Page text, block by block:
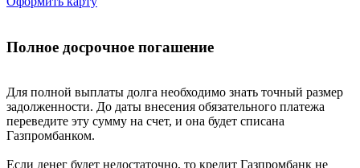
Полное досрочное погашение
Для полной выплаты долга необходимо знать точный размер
задолженности. До даты внесения обязательного платежа
переведите эту сумму на счет, и она будет списана
Газпромбанком.
Если денег будет недостаточно, то кредит Газпромбанк не